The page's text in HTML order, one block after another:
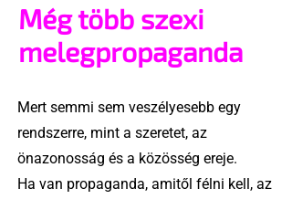
Még több szexi
melegpropaganda
Mert semmi sem veszélyesebb egy
rendszerre, mint a szeretet, az
önazonosság és a közösség ereje.
Ha van propaganda, amitől félni kell, az